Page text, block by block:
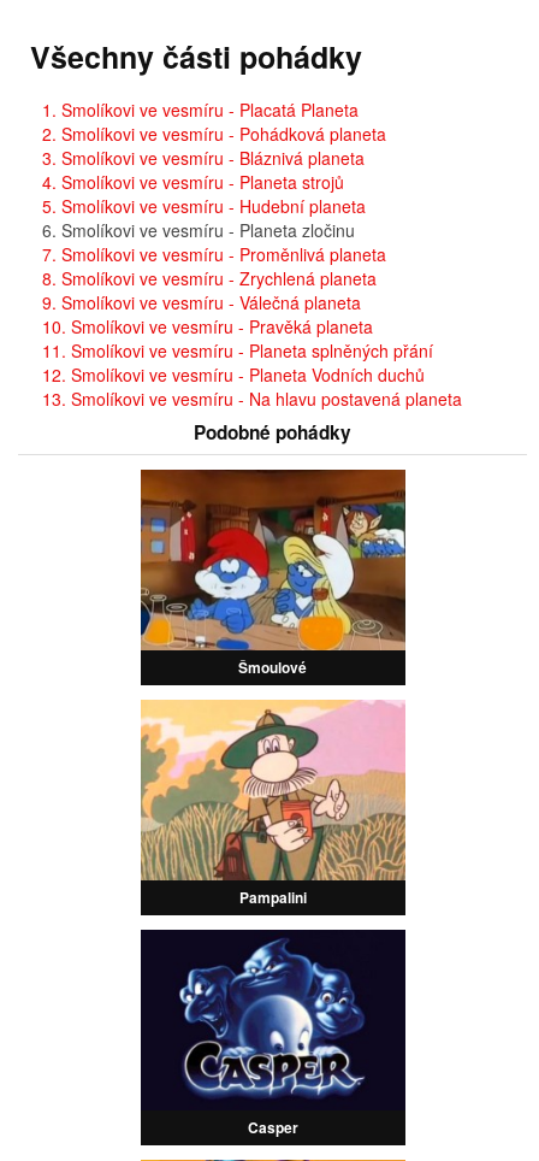
Všechny části pohádky
1. Smolíkovi ve vesmíru - Placatá Planeta
2. Smolíkovi ve vesmíru - Pohádková planeta
3. Smolíkovi ve vesmíru - Bláznivá planeta
4. Smolíkovi ve vesmíru - Planeta strojů
5. Smolíkovi ve vesmíru - Hudební planeta
6. Smolíkovi ve vesmíru - Planeta zločinu
7. Smolíkovi ve vesmíru - Proměnlivá planeta
8. Smolíkovi ve vesmíru - Zrychlená planeta
9. Smolíkovi ve vesmíru - Válečná planeta
10. Smolíkovi ve vesmíru - Pravěká planeta
11. Smolíkovi ve vesmíru - Planeta splněných přání
12. Smolíkovi ve vesmíru - Planeta Vodních duchů
13. Smolíkovi ve vesmíru - Na hlavu postavená planeta
Podobné pohádky
Šmoulové
Pampalini
Casper